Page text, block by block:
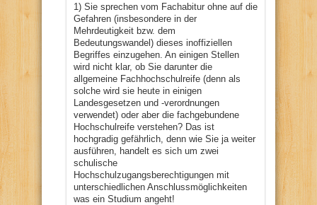
1) Sie sprechen vom Fachabitur ohne auf die
Gefahren (insbesondere in der
Mehrdeutigkeit bzw. dem
Bedeutungswandel) dieses inoffiziellen
Begriffes einzugehen. An einigen Stellen
wird nicht klar, ob Sie darunter die
allgemeine Fachhochschulreife (denn als
solche wird sie heute in einigen
Landesgesetzen und -verordnungen
verwendet) oder aber die fachgebundene
Hochschulreife verstehen? Das ist
hochgradig gefährlich, denn wie Sie ja weiter
ausführen, handelt es sich um zwei
schulische
Hochschulzugangsberechtigungen mit
unterschiedlichen Anschlussmöglichkeiten
was ein Studium angeht!